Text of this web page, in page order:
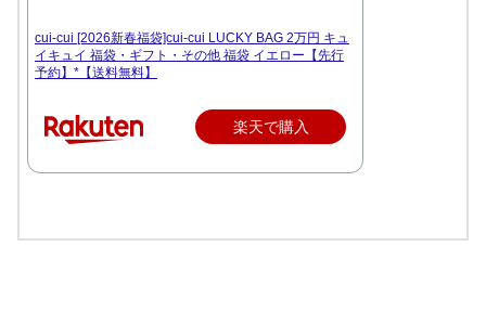
cui-cui [2026新春福袋]cui-cui LUCKY BAG 2万円 キュ
イキュイ 福袋・ギフト・その他 福袋 イエロー【先行
予約】*【送料無料】
楽天で購入